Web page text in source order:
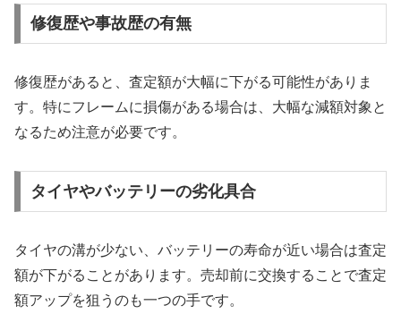
修復歴や事故歴の有無
修復歴があると、査定額が大幅に下がる可能性がありま
す。特にフレームに損傷がある場合は、大幅な減額対象と
なるため注意が必要です。
タイヤやバッテリーの劣化具合
タイヤの溝が少ない、バッテリーの寿命が近い場合は査定
額が下がることがあります。売却前に交換することで査定
額アップを狙うのも一つの手です。